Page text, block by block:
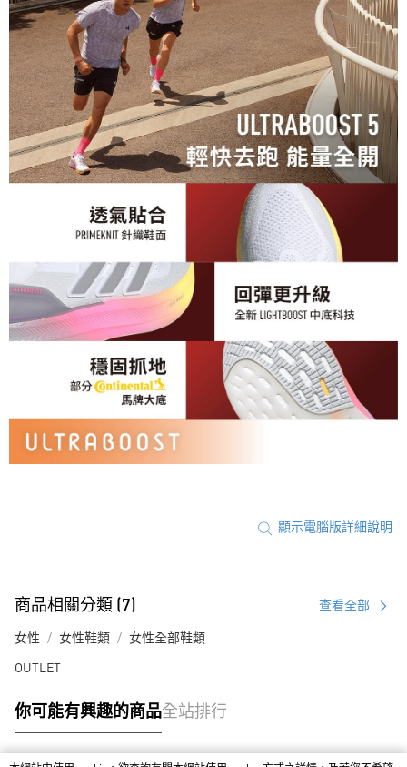
顯示電腦版詳細說明
商品相關分類 (7) 查看全部
女性 女性鞋類 女性全部鞋類
OUTLET
你可能有興趣的商品全站排行